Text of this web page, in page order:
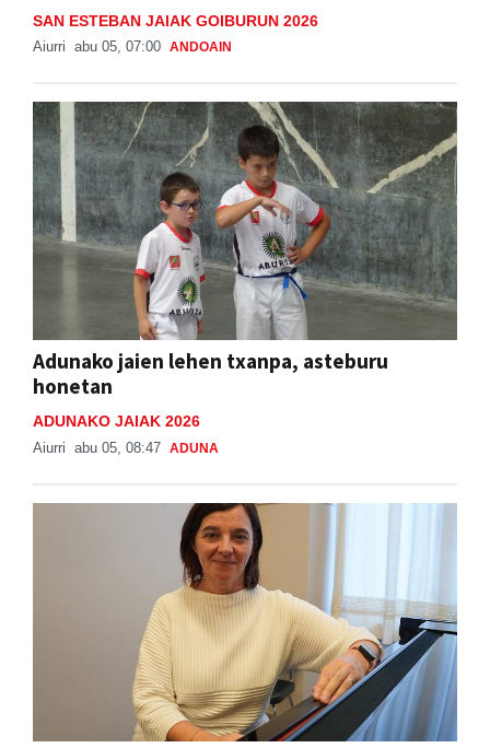
SAN ESTEBAN JAIAK GOIBURUN 2026
Aiurri abu 05, 07:00 ANDOAIN
Adunako jaien lehen txanpa, asteburu
honetan
ADUNAKO JAIAK 2026
Aiurri abu 05, 08:47 ADUNA